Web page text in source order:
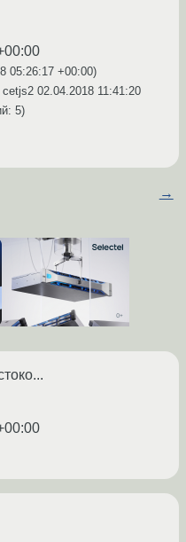
05:26:17 +00:00)
cetjs2 02.04.2018 11:41:20
5)
→